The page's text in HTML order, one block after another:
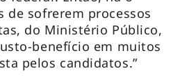
de sofrerem processos
do Ministério Público,
benefício em muitos
pelos candidatos.”